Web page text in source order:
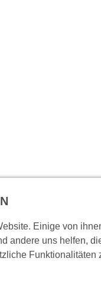
Einige von
andere uns helfen,
Funktionalitäten